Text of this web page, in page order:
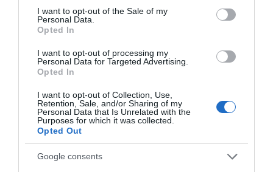
consent section.
I want to opt-out of the Sale of my
Personal Data.
Opted In
I want to opt-out of processing my
Personal Data for Targeted Advertising.
Opted In
I want to opt-out of Collection, Use,
Retention, Sale, and/or Sharing of my
Personal Data that Is Unrelated with the
Purposes for which it was collected.
Opted Out
Google consents
Έσπασαν πιάτα στο κεφάλι του
Αταμάν – Βίντεο από τη Σύμη
καίει στο Νησί, συγκλονιστική
μαρτυρία – Νέες εικόνες και
βίντεο
06.08.2026 | 19:40
Ξεκινάει τεράστιο έργο αξίας
Σε κλίμα συγκίνησης η
κηδεία του Γιάννη
Βαρβιτσιώτη –
Πολιτικοί και πλήθος
κόσμου στο ύστατο
χαίρε
Έκτακτο: Συνάντηση
Σπανού – Γεωργιάδη
στη Λαμία